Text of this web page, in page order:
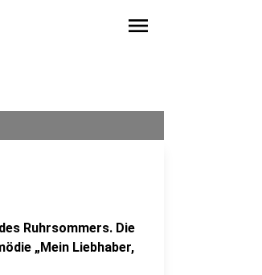
menu
Ruhrsommers. Die
„Mein Liebhaber,